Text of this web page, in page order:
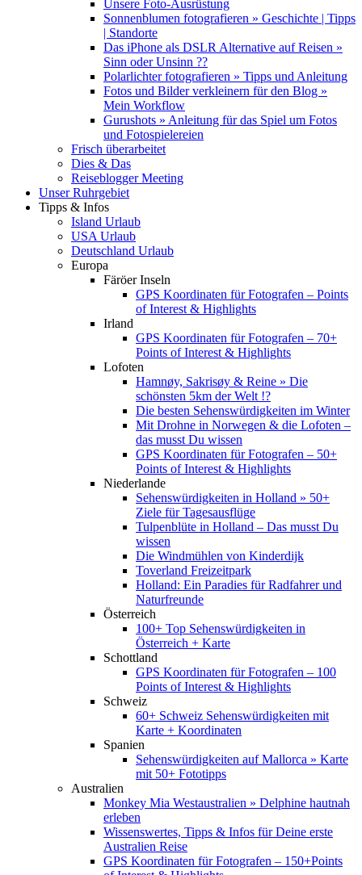
Unsere Foto-Ausrüstung
Sonnenblumen fotografieren » Geschichte | Tipps
| Standorte
Das iPhone als DSLR Alternative auf Reisen »
Sinn oder Unsinn ??
Polarlichter fotografieren » Tipps und Anleitung
Fotos und Bilder verkleinern für den Blog »
Mein Workflow
Gurushots » Anleitung für das Spiel um Fotos
und Fotospielereien
Frisch überarbeitet
Dies & Das
Reiseblogger Meeting
Unser Ruhrgebiet
Tipps & Infos
Island Urlaub
USA Urlaub
Deutschland Urlaub
Europa
Färöer Inseln
GPS Koordinaten für Fotografen – Points
of Interest & Highlights
Irland
GPS Koordinaten für Fotografen – 70+
Points of Interest & Highlights
Lofoten
Hamnøy, Sakrisøy & Reine » Die
schönsten 5km der Welt !?
Die besten Sehenswürdigkeiten im Winter
Mit Drohne in Norwegen & die Lofoten –
das musst Du wissen
GPS Koordinaten für Fotografen – 50+
Points of Interest & Highlights
Niederlande
Sehenswürdigkeiten in Holland » 50+
Ziele für Tagesausflüge
Tulpenblüte in Holland – Das musst Du
wissen
Die Windmühlen von Kinderdijk
Toverland Freizeitpark
Holland: Ein Paradies für Radfahrer und
Naturfreunde
Österreich
100+ Top Sehenswürdigkeiten in
Österreich + Karte
Schottland
GPS Koordinaten für Fotografen – 100
Points of Interest & Highlights
Schweiz
60+ Schweiz Sehenswürdigkeiten mit
Karte + Koordinaten
Spanien
Sehenswürdigkeiten auf Mallorca » Karte
mit 50+ Fototipps
Australien
Monkey Mia Westaustralien » Delphine hautnah
erleben
Wissenswertes, Tipps & Infos für Deine erste
Australien Reise
GPS Koordinaten für Fotografen – 150+Points